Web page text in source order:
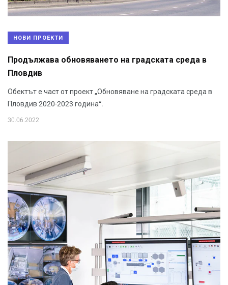
НОВИ ПРОЕКТИ
Продължава обновяването на градската среда в
Пловдив
Обектът е част от проект „Обновяване на градската среда в
Пловдив 2020-2023 година“.
30.06.2022